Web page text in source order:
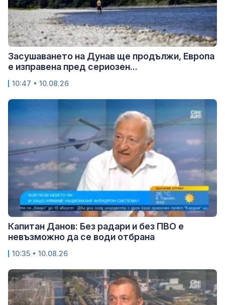
Засушаването на Дунав ще продължи, Европа
е изправена пред сериозен...
10:47 • 10.08.26
Капитан Данов: Без радари и без ПВО е
невъзможно да се води отбрана
10:35 • 10.08.26